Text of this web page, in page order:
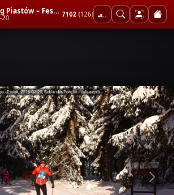
50. Bieg Piastów – Festiwal Narciarstwa Biegowego - Piątek
20 7102 (126)